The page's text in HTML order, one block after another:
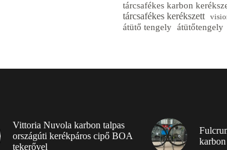
tárcsafékes karbon
tárcsafékes kerékszett
átütő tengely átütőtengely
Vittoria Nuvola karbon talpas
országúti kerékpáros cipő BOA
tekerővel